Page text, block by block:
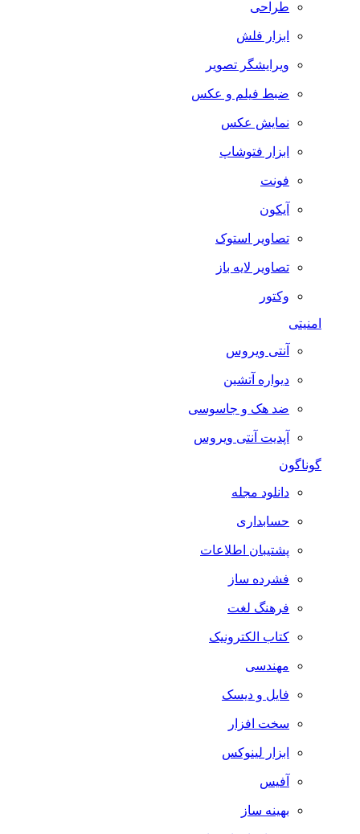
طراحی
ابزار فلش
ویرایشگر تصویر
ضبط فيلم و عكس
نمایش عکس
ابزار فتوشاپ
فونت
آیکون
تصاویر استوک
تصاویر لایه باز
وکتور
امنیتی
آنتی ویروس
دیواره آتشین
ضد هک و جاسوسی
آپدیت آنتی ویروس
گوناگون
دانلود مجله
حسابداری
پشتیبان اطلاعات
فشرده ساز
فرهنگ لغت
کتاب الکترونیک
مهندسی
فایل و دیسک
سخت افزار
ابزار لینوکس
آفیس
بهینه ساز